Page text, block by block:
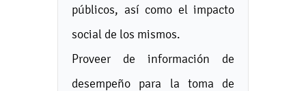
públicos, así como el impacto
social de los mismos.
Proveer de información de
desempeño para la toma de